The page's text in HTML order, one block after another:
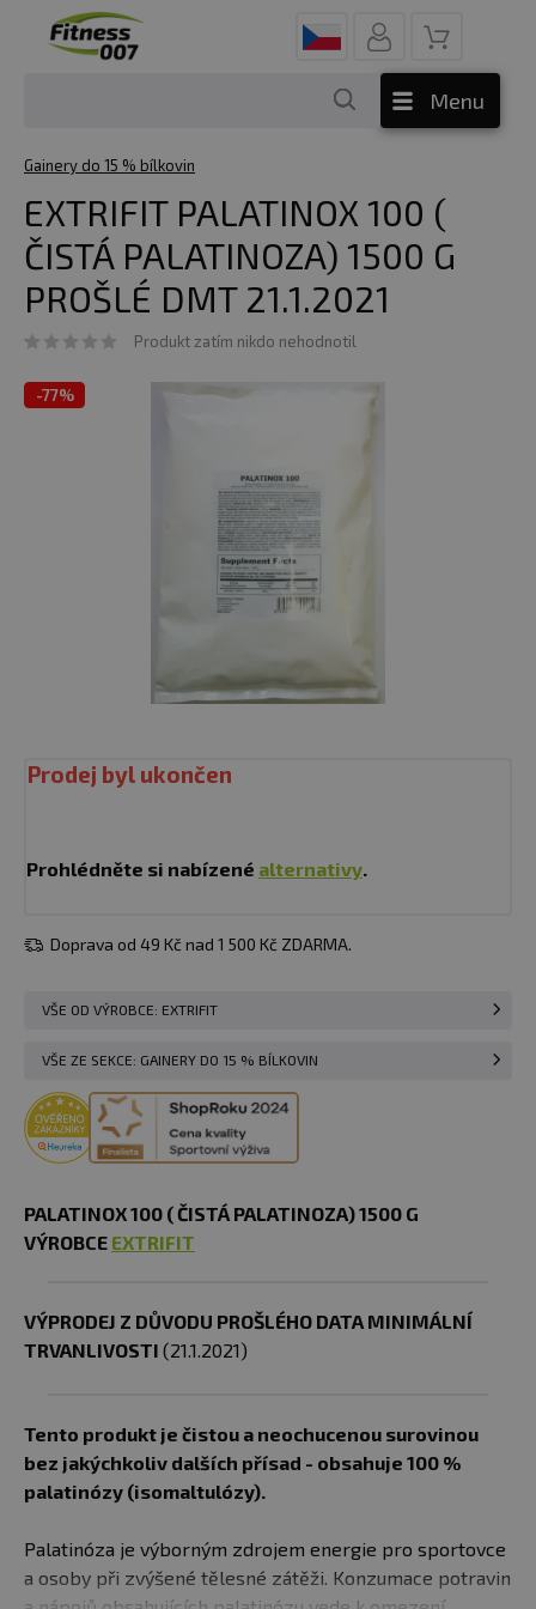
Menu
Gainery do 15 % bílkovin
EXTRIFIT PALATINOX 100 (
ČISTÁ PALATINOZA) 1500 G
PROŠLÉ DMT 21.1.2021
Produkt zatím nikdo nehodnotil
-77%
Prodej byl ukončen
Prohlédněte si nabízené alternativy.
Doprava od 49 Kč nad 1 500 Kč ZDARMA.
VŠE OD VÝROBCE: EXTRIFIT
VŠE ZE SEKCE: GAINERY DO 15 % BÍLKOVIN
PALATINOX 100 ( ČISTÁ PALATINOZA) 1500 G
VÝROBCE EXTRIFIT
VÝPRODEJ Z DŮVODU PROŠLÉHO DATA MINIMÁLNÍ
TRVANLIVOSTI (21.1.2021)
Tento produkt je čistou a neochucenou surovinou
bez jakýchkoliv dalších přísad - obsahuje 100 %
palatinózy (isomaltulózy).
Palatinóza je výborným zdrojem energie pro sportovce
a osoby při zvýšené tělesné zátěži. Konzumace potravin